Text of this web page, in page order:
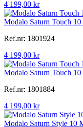
4 199,00 kr
Modalo Saturn Touch
Ref.nr: 1801924
4 199,00 kr
Modalo Saturn Touch
Ref.nr: 1801884
4 199,00 kr
Modalo Saturn Style 10